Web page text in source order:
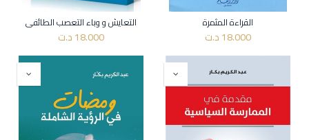
القراءة المثمرة
18.000د.ت
التعايش و وباء التعصب الطائفي
18.000د.ت